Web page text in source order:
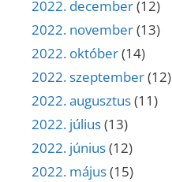
2022. december(12)
2022. november(13)
2022. október(14)
2022. szeptember(12)
2022. augusztus(11)
2022. július(13)
2022. június(12)
2022. május(15)